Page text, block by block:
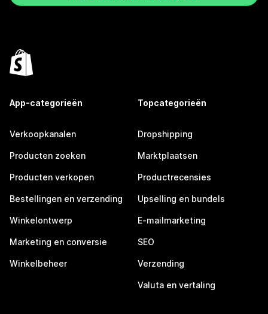
App-categorieën
Verkoopkanalen
Producten zoeken
Producten verkopen
Bestellingen en verzending
Winkelontwerp
Marketing en conversie
Winkelbeheer
Topcategorieën
Dropshipping
Marktplaatsen
Productrecensies
Upselling en bundels
E-mailmarketing
SEO
Verzending
Valuta en vertaling